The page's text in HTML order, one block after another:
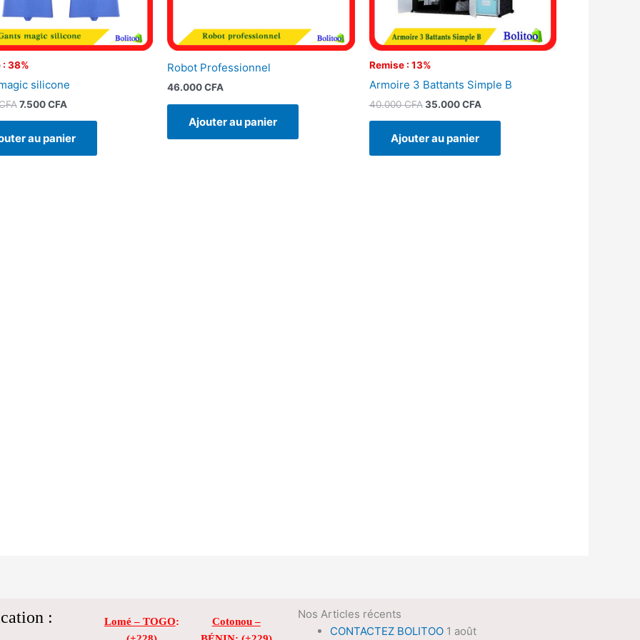
: 38%
silicone
7.500CFA
au panier
Robot Professionnel
46.000CFA
Ajouter au panier
Remise : 13%
Armoire 3 Battants Simple B
40.000CFA 35.000CFA
Ajouter au panier
: Lomé – TOGO:
Cotonou –
Nos Articles récents
CONTACTEZ BOLITOO 1 août